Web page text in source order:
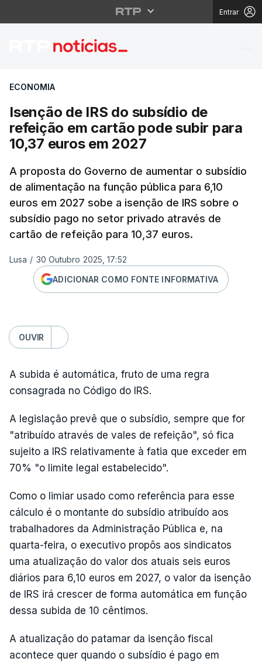
Entrar
Isenção de IRS do
ECONOMIA
Isenção de IRS do subsídio de
refeição em cartão pode subir para
10,37 euros em 2027
A proposta do Governo de aumentar o subsídio
de alimentação na função pública para 6,10
euros em 2027 sobe a isenção de IRS sobre o
subsídio pago no setor privado através de
cartão de refeição para 10,37 euros.
Lusa / 30 Outubro 2025, 17:52
ADICIONAR COMO FONTE INFORMATIVA
OUVIR
A subida é automática, fruto de uma regra
consagrada no Código do IRS.
A legislação prevê que o subsídio, sempre que for
"atribuído através de vales de refeição", só fica
sujeito a IRS relativamente à fatia que exceder em
70% "o limite legal estabelecido".
Como o limiar usado como referência para esse
cálculo é o montante do subsídio atribuído aos
trabalhadores da Administração Pública e, na
quarta-feira, o executivo propôs aos sindicatos
uma atualização do valor dos atuais seis euros
diários para 6,10 euros em 2027, o valor da isenção
de IRS irá crescer de forma automática em função
dessa subida de 10 cêntimos.
A atualização do patamar da isenção fiscal
acontece quer quando o subsídio é pago em